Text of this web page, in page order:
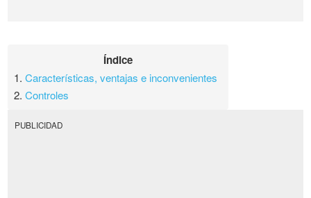
Índice
1.Características, ventajas e inconvenientes
2.Controles
PUBLICIDAD